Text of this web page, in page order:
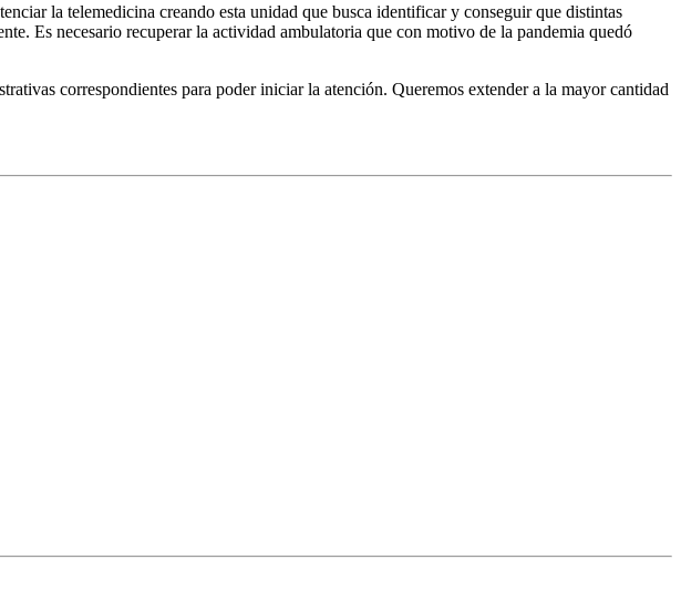
la telemedicina creando esta unidad que busca identificar y conseguir que distintas
Es necesario recuperar la actividad ambulatoria que con motivo de la pandemia quedó
correspondientes para poder iniciar la atención. Queremos extender a la mayor cantidad